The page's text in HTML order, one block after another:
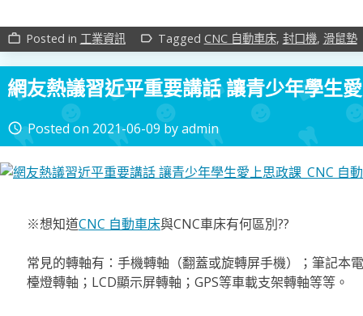
work_outline Posted in 工業資訊 label_outline Tagged CNC 自動車床, 封口機, 滑鼠墊
網友熱議習近平重要講話 讓青少年學生
access_time Posted on 2021-06-09 byadmin
※想知道CNC 自動車床與CNC車床有何區別??
常見的轉軸有：手機轉軸（翻蓋或旋轉屏手機）；筆記本
檯燈轉軸；LCD顯示屏轉軸；GPS等車載支架轉軸等等。